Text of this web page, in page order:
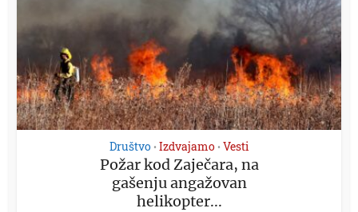
Društvo • Izdvajamo • Vesti
Požar kod Zaječara, na
gašenju angažovan
helikopter...